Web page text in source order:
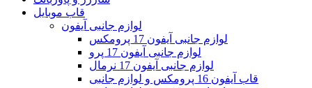
قاب موبایل
لوازم جانبی آیفون
لوازم جانبی آیفون 17 پرومکس
لوازم جانبی آیفون 17 پرو
لوازم جانبی آیفون 17 نرمال
قاب آیفون 16 پرومکس و لوازم جانبی